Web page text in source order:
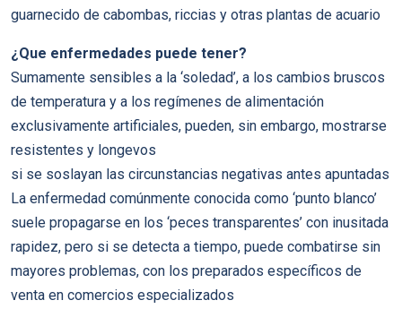
guarnecido de cabombas, riccias y otras plantas de acuario
¿Que enfermedades puede tener?
Sumamente sensibles a la ‘soledad’, a los cambios bruscos
de temperatura y a los regímenes de alimentación
exclusivamente artificiales, pueden, sin embargo, mostrarse
resistentes y longevos
si se soslayan las circunstancias negativas antes apuntadas
La enfermedad comúnmente conocida como ‘punto blanco’
suele propagarse en los ‘peces transparentes’ con inusitada
rapidez, pero si se detecta a tiempo, puede combatirse sin
mayores problemas, con los preparados específicos de
venta en comercios especializados